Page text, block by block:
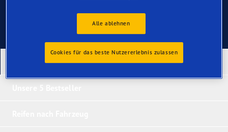
Unsere neuesten Produkte
Alle ablehnen
Cookies für das beste Nutzererlebnis zulassen